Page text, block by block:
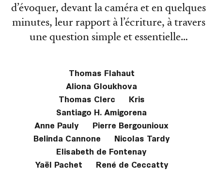
d’évoquer, devant la caméra et en quelques
minutes, leur rapport à l’écriture, à travers
une question simple et essentielle…
Thomas Flahaut
Aliona Gloukhova
Thomas Clerc
Kris
Santiago H. Amigorena
Anne Pauly
Pierre Bergounioux
Belinda Cannone
Nicolas Tardy
Elisabeth de Fontenay
Yaël Pachet
René de Ceccatty